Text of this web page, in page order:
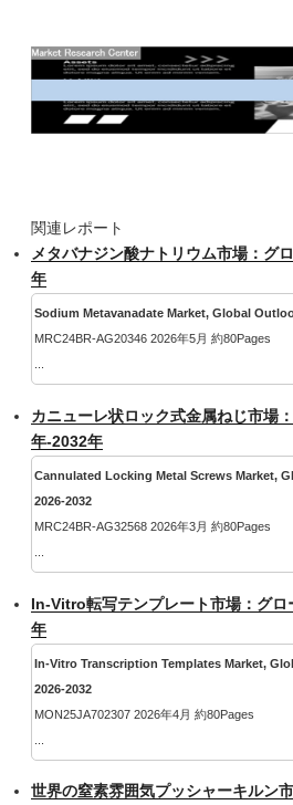
関連レポート
メタバナジン酸ナトリウム市場：グ
年
Sodium Metavanadate Market, Global
MRC24BR-AG20346 2026年5月 約80Pages
カニューレ状ロック式金属ねじ市場
年-2032年
Cannulated Locking Metal Screws Market,
2026-2032
MRC24BR-AG32568 2026年3月 約80Pages
In-Vitro転写テンプレート市場：グ
年
In-Vitro Transcription Templates Market,
2026-2032
MON25JA702307 2026年4月 約80Pages
世界の窒素雰囲気プッシャーキルン